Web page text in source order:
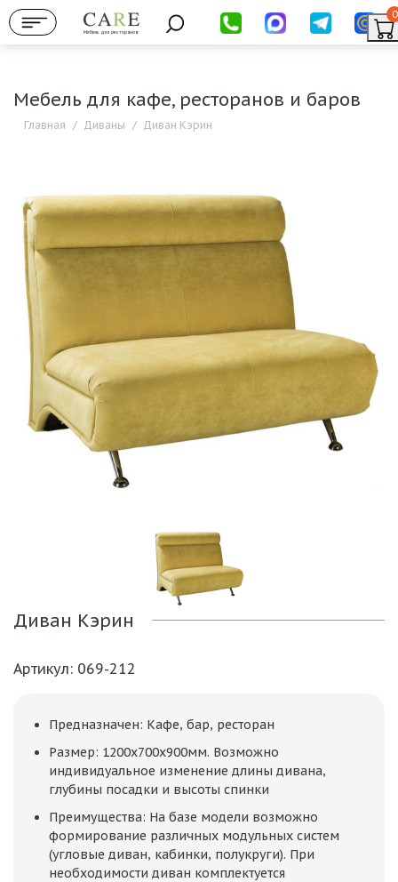
Мебель для ресторанов
0
Мебель для кафе, ресторанов и баров
Главная / Диваны / Диван Кэрин
Диван Кэрин
Артикул: 069-212
Предназначен: Кафе, бар, ресторан
Размер: 1200х700х900мм. Возможно
индивидуальное изменение длины дивана,
глубины посадки и высоты спинки
Преимущества: На базе модели возможно
формирование различных модульных систем
(угловые диван, кабинки, полукруги). При
необходимости диван комплектуется